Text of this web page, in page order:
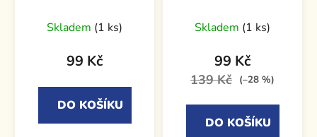
Skladem (1 ks)
99 Kč
DO KOŠÍKU
Skladem (1 ks)
99 Kč
139 Kč (–28 %)
DO KOŠÍKU